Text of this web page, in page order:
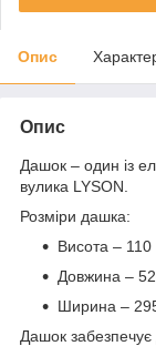
Опис
Опис
Дашок – один із
вулика LYSON.
Розміри дашка:
Висота –
Довжина –
Ширина –
Дашок